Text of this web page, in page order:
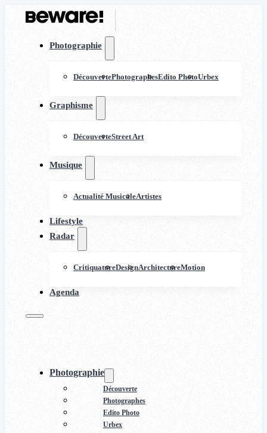
Photographie
DécouvertePhotographesEdito PhotoUrbex
Graphisme
DécouverteStreet Art
Musique
Actualité MusicaleArtistes
Lifestyle
Radar
CritiquatureDesignArchitectureMotion
Agenda
Photographie
Découverte
Photographes
Edito Photo
Urbex